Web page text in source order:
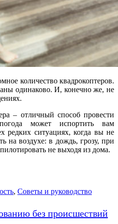
количество квадрокоптеров.
одинаково. И, конечно же, не
– отличный способ провести
может испортить вам
редких ситуациях, когда вы не
на воздухе: в дождь, грозу, при
не выходя из дома.
, Советы и руководство
без происшествий